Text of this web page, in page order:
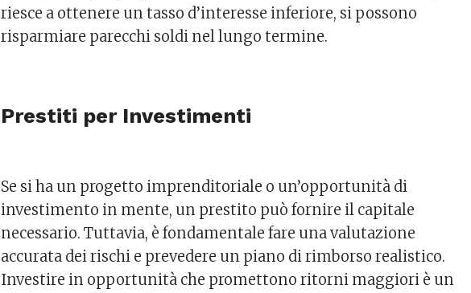
riesce a ottenere un tasso d’interesse inferiore, si possono
risparmiare parecchi soldi nel lungo termine.
Prestiti per Investimenti
Se si ha un progetto imprenditoriale o un’opportunità di
investimento in mente, un prestito può fornire il capitale
necessario. Tuttavia, è fondamentale fare una valutazione
accurata dei rischi e prevedere un piano di rimborso realistico.
Investire in opportunità che promettono ritorni maggiori è un